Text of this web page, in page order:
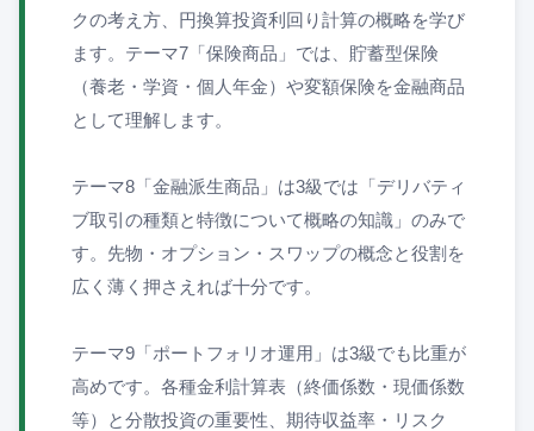
クの考え方、円換算投資利回り計算の概略を学び
ます。テーマ7「保険商品」では、貯蓄型保険
（養老・学資・個人年金）や変額保険を金融商品
として理解します。
テーマ8「金融派生商品」は3級では「デリバティ
ブ取引の種類と特徴について概略の知識」のみで
す。先物・オプション・スワップの概念と役割を
広く薄く押さえれば十分です。
テーマ9「ポートフォリオ運用」は3級でも比重が
高めです。各種金利計算表（終価係数・現価係数
等）と分散投資の重要性、期待収益率・リスク